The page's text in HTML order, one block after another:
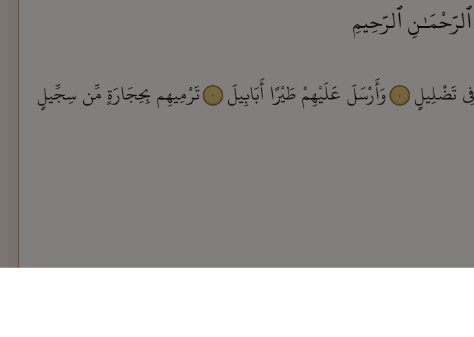
ٱلرَّحْمَـٰنِٱلرَّحِيمِ
تَضْلِيلٍ ٢ وَأَرْسَلَ عَلَيْهِمْ طَيْرًا أَبَابِيلَ ٣ تَرْمِيهِم بِحِجَارَةٍ مِّن سِجِّيلٍ